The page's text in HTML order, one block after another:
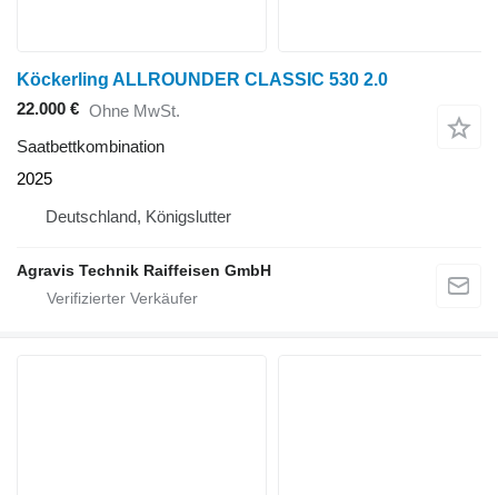
Köckerling ALLROUNDER CLASSIC 530 2.0
22.000 € Ohne MwSt.
Saatbettkombination
2025
Deutschland, Königslutter
Agravis Technik Raiffeisen GmbH